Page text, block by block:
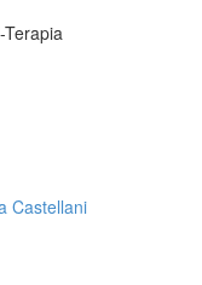
Castellani